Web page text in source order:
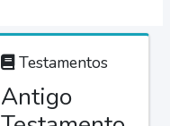
Testamentos
Antigo